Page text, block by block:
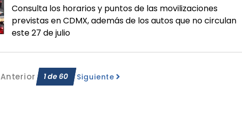
Consulta los horarios y puntos de las movilizaciones
previstas en CDMX, además de los autos que no circulan
este 27 de julio
Anterior 1de60 Siguiente